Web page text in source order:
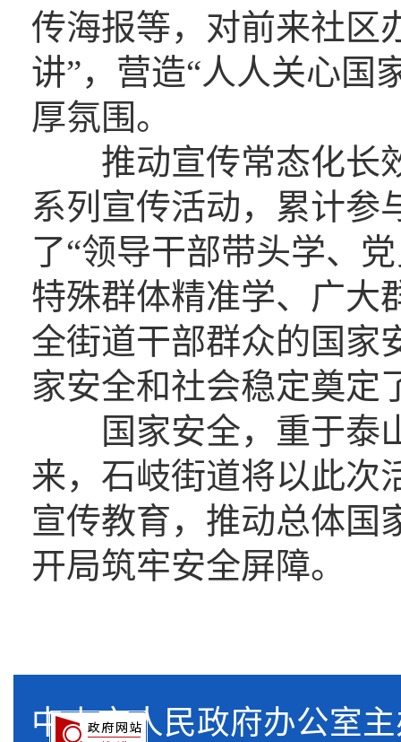
传海报等，对前来社区
讲”，营造“人人关心国
厚氛围。
推动宣传常态化长效
系列宣传活动，累计参
了“领导干部带头学、
特殊群体精准学、广大
全街道干部群众的国家
家安全和社会稳定奠定
国家安全，重于泰
来，石岐街道将以此次
宣传教育，推动总体国
开局筑牢安全屏障。
中山市人民政府办公